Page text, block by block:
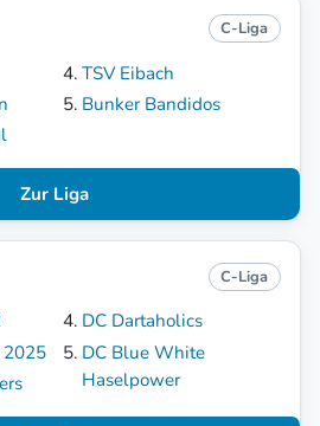
C-Liga
TSV Eibach
Bunker Bandidos
Zur Liga
C-Liga
2025
DC Dartaholics
DC Blue White
Haselpower